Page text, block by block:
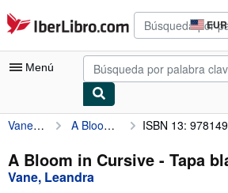
Pasar al contenido principal
IberLibro.com EUR
de
del
Menú
Mi cuenta
Consultar mis pedidos
Búsqueda avanzada
Vane, Leandra A Bloom in Cursive ISBN 13:
A Bloom in Cursive - Tapa
Vane, Leandra